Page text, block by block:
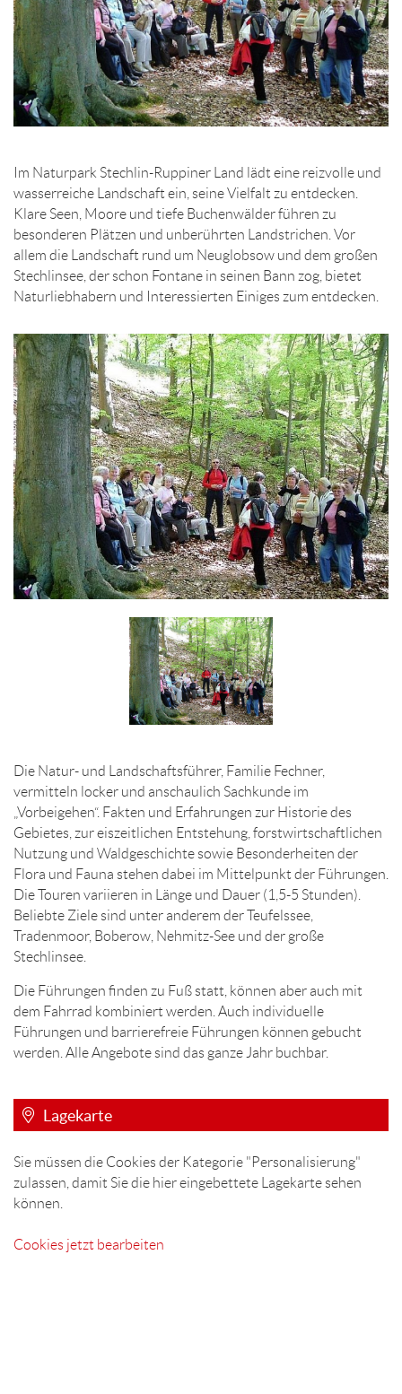
Im Naturpark Stechlin-Ruppiner Land lädt eine reizvolle und
wasserreiche Landschaft ein, seine Vielfalt zu entdecken.
Klare Seen, Moore und tiefe Buchenwälder führen zu
besonderen Plätzen und unberührten Landstrichen. Vor
allem die Landschaft rund um Neuglobsow und dem großen
Stechlinsee, der schon Fontane in seinen Bann zog, bietet
Naturliebhabern und Interessierten Einiges zum entdecken.
Die Natur- und Landschaftsführer, Familie Fechner,
vermitteln locker und anschaulich Sachkunde im
„Vorbeigehen“. Fakten und Erfahrungen zur Historie des
Gebietes, zur eiszeitlichen Entstehung, forstwirtschaftlichen
Nutzung und Waldgeschichte sowie Besonderheiten der
Flora und Fauna stehen dabei im Mittelpunkt der Führungen.
Die Touren variieren in Länge und Dauer (1,5-5 Stunden).
Beliebte Ziele sind unter anderem der Teufelssee,
Tradenmoor, Boberow, Nehmitz-See und der große
Stechlinsee.
Die Führungen finden zu Fuß statt, können aber auch mit
dem Fahrrad kombiniert werden. Auch individuelle
Führungen und barrierefreie Führungen können gebucht
werden. Alle Angebote sind das ganze Jahr buchbar.
Lagekarte
Sie müssen die Cookies der Kategorie "Personalisierung"
zulassen, damit Sie die hier eingebettete Lagekarte sehen
können.
Cookies jetzt bearbeiten